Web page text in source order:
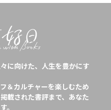
に向けた、人生を豊かにす
＆カルチャーを楽しむため
載された書評まで、あなた
。